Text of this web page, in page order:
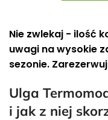
Nie zwlekaj - ilość
uwagi na wysokie
sezonie.
Ulga
i jak z niej